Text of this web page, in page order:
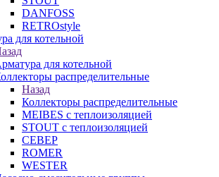
DANFOSS
RETROstyle
для котельной
для котельной
распределительные
Назад
Коллекторы распределительные
MEIBES с теплоизоляцией
STOUT с теплоизоляцией
СЕВЕР
ROMER
WESTER